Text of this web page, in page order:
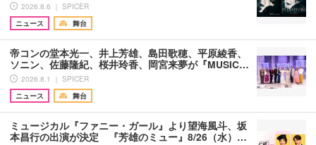
2026.8.6 ｜ SPICER
ニュース
舞台
帝コンの堂本光一、井上芳雄、島田歌穂、平原綾香、
ソニン、佐藤隆紀、桜井玲香、岡宮来夢が『MUSIC…
2026.8.1 ｜ SPICER
ニュース
舞台
ミュージカル『ファニー・ガール』より望海風斗、坂
本昌行の出演が決定 『芳雄のミュー』8/26（水）…